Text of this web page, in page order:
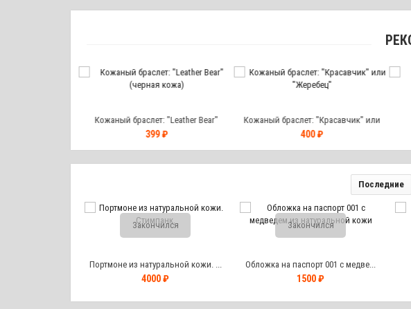
Кожаный браслет: "Leather Bear"
(черная кожа)
399 ₽
Кожаный браслет: "Красавчик" или
"Жеребец"
400 ₽
Последние
Закончился
Портмоне из натуральной кожи. ...
4000 ₽
Закончился
Обложка на паспорт 001 с медве...
1500 ₽